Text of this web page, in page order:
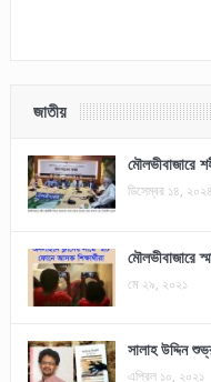
জাতীয়
মৌলভীবাজারে
ডিসেম্বর ১৪, ২০২৪
মৌলভীবাজারে
মে ২৯, ২০২১
সালাহ উদ্দিন
এপ্রিল ১০, ২০২১